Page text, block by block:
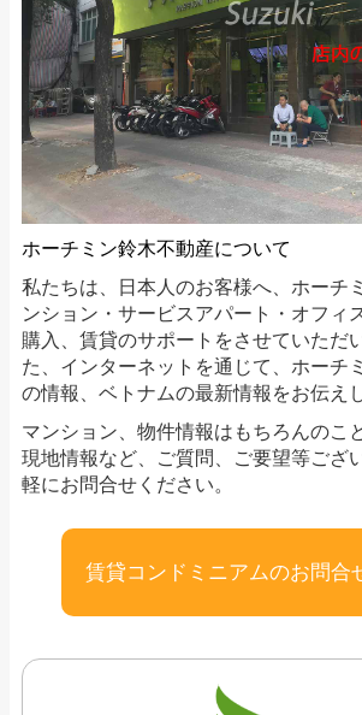
ホーチミン鈴木不動産について
私たちは、日本人のお客様へ、ホーチ
ンション・サービスアパート・オフィ
購入、賃貸のサポートをさせていただ
た、インターネットを通じて、ホーチ
の情報、ベトナムの最新情報をお伝え
マンション、物件情報はもちろんのこ
現地情報など、ご質問、ご要望等ござ
軽にお問合せください。
賃貸コンドミニアムのお問合